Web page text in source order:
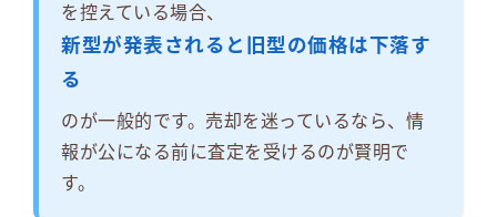
を控えている場合、
新型が発表されると旧型の価格は下落す
る
のが一般的です。売却を迷っているなら、情
報が公になる前に査定を受けるのが賢明で
す。